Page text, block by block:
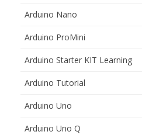
Arduino Nano
Arduino ProMini
Arduino Starter KIT Learning
Arduino Tutorial
Arduino Uno
Arduino Uno Q